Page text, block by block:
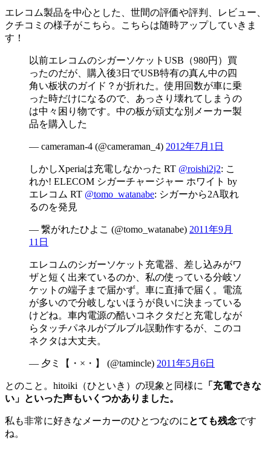
エレコム製品を中心とした、世間の評価や評判、レビュー、
クチコミの様子がこちら。こちらは随時アップしていきま
す！
以前エレコムのシガーソケットUSB（980円）買
ったのだが、購入後3日でUSB特有の真ん中の四
角い板状のガイド？が折れた。使用回数が車に乗
った時だけになるので、あっさり壊れてしまうの
は中々困り物です。中の板が頑丈な別メーカー製
品を購入した
— cameraman-4 (@cameraman_4) 2012年7月1日
しかしXperiaは充電しなかった RT @roishi2j2: こ
れか! ELECOM シガーチャージャー ホワイト by
エレコム RT @tomo_watanabe: シガーから2A取れ
るのを発見
— 繋がれたひよこ (@tomo_watanabe) 2011年9月
11日
エレコムのシガーソケット充電器、差し込みがワ
ザと短く出来ているのか、私の使っている分岐ソ
ケットの端子まで届かず。車に直挿で届く。電流
が多いので分岐しないほうが良いに決まっている
けどね。車内電源の酷いコネクタだと充電しなが
らタッチパネルがブルブル誤動作するが、このコ
ネクタは大丈夫。
— 夕ミ【・×・】 (@tamincle) 2011年5月6日
とのこと。hitoiki（ひといき）の現象と同様に 「充電できな
い」といった声もいくつかありました。
私も非常に好きなメーカーのひとつなのにとても残念です
ね。